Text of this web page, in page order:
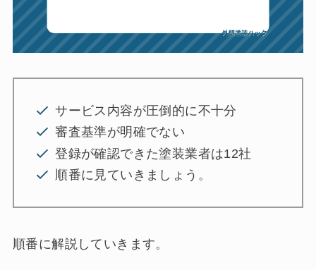
サービス内容が圧倒的に不十分
審査基準が明確でない
登録が確認できた塗装業者は12社
順番に見ていきましょう。
順番に解説していきます。